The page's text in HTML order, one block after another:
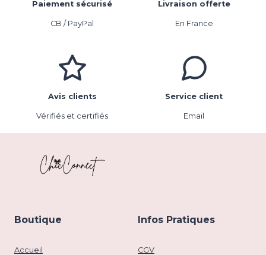
Paiement sécurisé
CB / PayPal
Livraison offerte
En France
Avis clients
Vérifiés et certifiés
Service client
Email
Boutique
Accueil
Infos Pratiques
CGV